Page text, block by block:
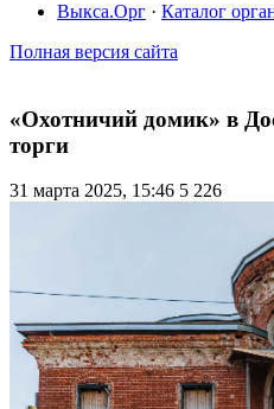
Выкса.Орг · Каталог
Полная версия сайта
«Охотничий домик» в
торги
31 марта 2025, 15:46 5 226